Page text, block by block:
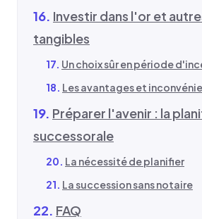
Investir dans l'or et
tangibles
Un choix sûr en période
Les avantages et
Préparer l'avenir : la
successorale
La nécessité de planifier
La succession sans notaire
FAQ